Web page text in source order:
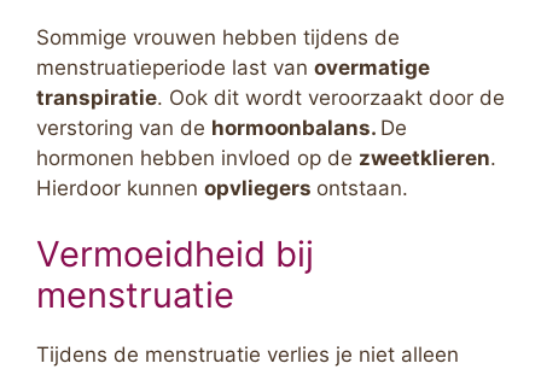
Sommige vrouwen hebben tijdens de
menstruatieperiode last van overmatige
transpiratie. Ook dit wordt veroorzaakt door de
verstoring van de hormoonbalans. De
hormonen hebben invloed op de zweetklieren.
Hierdoor kunnen opvliegers ontstaan.
Vermoeidheid bij
menstruatie
Tijdens de menstruatie verlies je niet alleen